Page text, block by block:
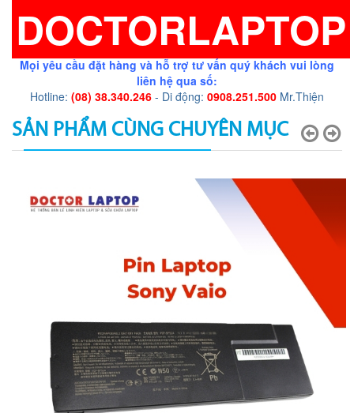
DOCTORLAPTOP
Mọi yêu cầu đặt hàng và hỗ trợ tư vấn quý khách vui lòng
liên hệ qua số:
Hotline: (08) 38.340.246 - Di động: 0908.251.500 Mr.Thiện
SẢN PHẨM CÙNG CHUYÊN MỤC